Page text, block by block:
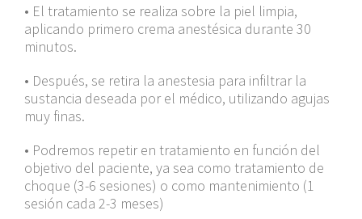
• El tratamiento se realiza sobre la piel limpia,
aplicando primero crema anestésica durante 30
minutos.
• Después, se retira la anestesia para infiltrar la
sustancia deseada por el médico, utilizando agujas
muy finas.
• Podremos repetir en tratamiento en función del
objetivo del paciente, ya sea como tratamiento de
choque (3-6 sesiones) o como mantenimiento (1
sesión cada 2-3 meses)